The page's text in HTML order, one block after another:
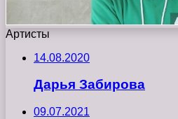
Артисты
14.08.2020
Дарья Забирова
09.07.2021